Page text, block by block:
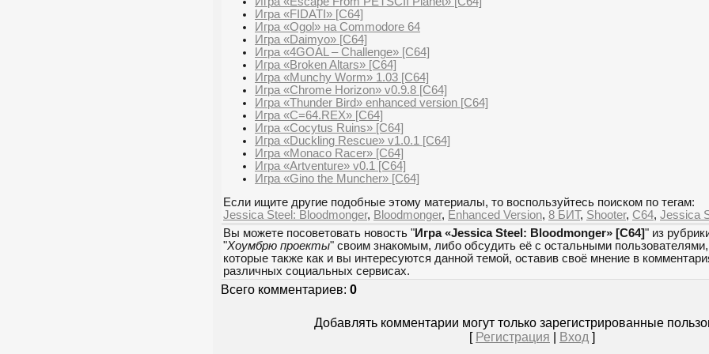
Игра «FIDATI» [C64]
Игра «Ogol» на Commodore 64
Игра «Daimyo» [C64]
Игра «4GOAL – Challenge» [C64]
Игра «Broken Altars» [C64]
Игра «Munchy Worm» 1.03 [C64]
Игра «Chrome Horizon» v0.9.8 [C64]
Игра «Thunder Bird» enhanced version [C64]
Игра «C=64.REX» [C64]
Игра «Cocytus Ruins» [C64]
Игра «Duckling Rescue» v1.0.1 [C64]
Игра «Monaco Racer» [C64]
Игра «Artventure» v0.1 [C64]
Игра «Gino the Muncher» [C64]
Если ищите другие подобные этому материалы, то воспользуйтесь поиском по тегам:
Jessica Steel: Bloodmonger, Bloodmonger, Enhanced Version, 8 БИТ, Shooter, C64, Jessica
Вы можете посоветовать новость "Игра «Jessica Steel: Bloodmonger» [C64]" из
"Хоумбрю проекты" своим знакомым, либо обсудить её с остальными пользователями,
которые также как и вы интересуются данной темой, оставив своё мнение в
различных социальных сервисах.
Всего комментариев: 0
Добавлять комментарии могут только зарегистрированные
[ Регистрация Вход ]